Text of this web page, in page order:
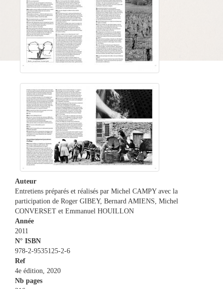
Auteur
Entretiens préparés et réalisés par Michel CAMPY avec la
participation de Roger GIBEY, Bernard AMIENS, Michel
CONVERSET et Emmanuel HOUILLON
Année
2011
N° ISBN
978-2-9535125-2-6
Ref
4e édition, 2020
Nb pages